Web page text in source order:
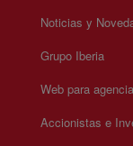
Noticias y
Grupo Iberia
Web para
Accionistas e